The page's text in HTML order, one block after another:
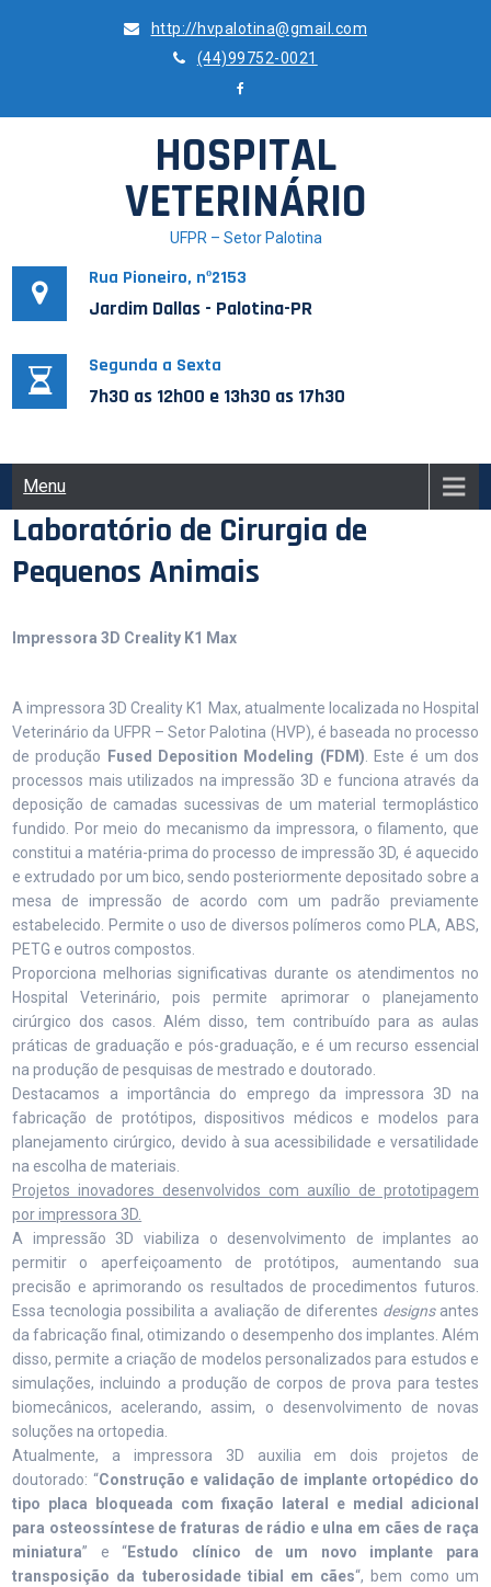
http://hvpalotina@gmail.com
(44)99752-0021
HOSPITAL
VETERINÁRIO
UFPR – Setor Palotina
Rua Pioneiro, nº2153
Jardim Dallas - Palotina-PR
Segunda a Sexta
7h30 as 12h00 e 13h30 as 17h30
Menu
Laboratório de Cirurgia de
Pequenos Animais
Impressora 3D Creality K1 Max
A impressora 3D Creality K1 Max, atualmente localizada no Hospital
Veterinário da UFPR – Setor Palotina (HVP), é baseada no processo
de produção
Fused Deposition Modeling (FDM) . Este é um dos
processos mais utilizados na impressão 3D e funciona através da
deposição de camadas sucessivas de um material termoplástico
fundido. Por meio do mecanismo da impressora, o filamento, que
constitui a matéria-prima do processo de impressão 3D, é aquecido
e extrudado por um bico, sendo posteriormente depositado sobre a
mesa de impressão de acordo com um padrão previamente
estabelecido. Permite o uso de diversos polímeros como PLA, ABS,
PETG e outros compostos.
Proporciona melhorias significativas durante os atendimentos no
Hospital Veterinário, pois permite aprimorar o planejamento
cirúrgico dos casos. Além disso, tem contribuído para as aulas
práticas de graduação e pós-graduação, e é um recurso essencial
na produção de pesquisas de mestrado e doutorado.
Destacamos a importância do emprego da impressora 3D na
fabricação de protótipos, dispositivos médicos e modelos para
planejamento cirúrgico, devido à sua acessibilidade e versatilidade
na escolha de materiais.
Projetos inovadores desenvolvidos com auxílio de prototipagem
por impressora 3D.
A impressão 3D viabiliza o desenvolvimento de implantes ao
permitir o aperfeiçoamento de protótipos, aumentando sua
precisão e aprimorando os resultados de procedimentos futuros.
Essa tecnologia possibilita a avaliação de diferentes designsantes
da fabricação final, otimizando o desempenho dos implantes. Além
disso, permite a criação de modelos personalizados para estudos e
simulações, incluindo a produção de corpos de prova para testes
biomecânicos, acelerando, assim, o desenvolvimento de novas
soluções na ortopedia.
Atualmente, a impressora 3D auxilia em dois projetos de
doutorado: “Construção e validação de implante ortopédico do
tipo placa bloqueada com fixação lateral e medial adicional
para osteossíntese de fraturas de rádio e ulna em cães de raça
miniatura” e “Estudo clínico de um novo implante para
transposição da tuberosidade tibial em cães“, bem como um